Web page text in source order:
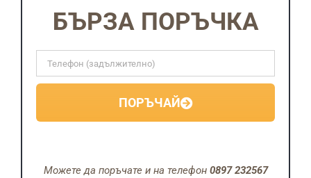
перфоратор,
ъглошлайф
125мм,
гайковерт
винтоверт
батерии
БЪРЗА ПОРЪЧКА
ПОРЪЧАЙ
Можете да поръчате и на телефон 0897 232567